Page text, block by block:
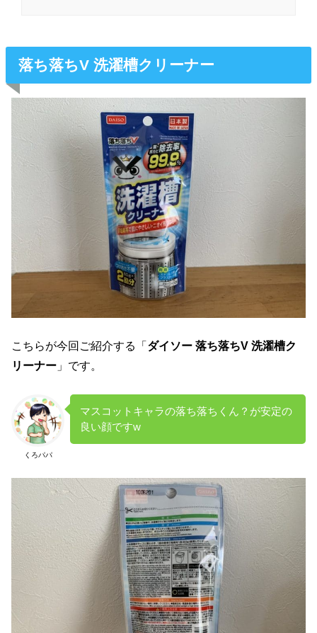
落ち落ちV 洗濯槽クリーナー
こちらが今回ご紹介する「ダイソー 落ち落ちV 洗濯槽ク
リーナー 」です。
くろパパ
マスコットキャラの落ち落ちくん？が安定の
良い顔ですw